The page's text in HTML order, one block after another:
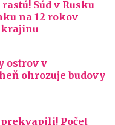
Súd v Rusku
na 12 rokov
ostrov v
ohrozuje budovy
Počet